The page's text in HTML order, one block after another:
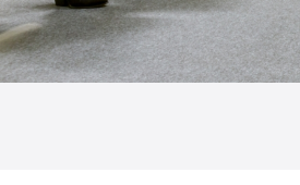
Vetrate